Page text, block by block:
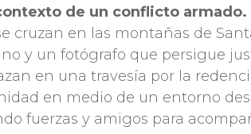
de un conflicto armado.
cruzan en las montañas de
y un fotógrafo que persigue
en una travesía por la
en medio de un entorno
fuerzas y amigos para